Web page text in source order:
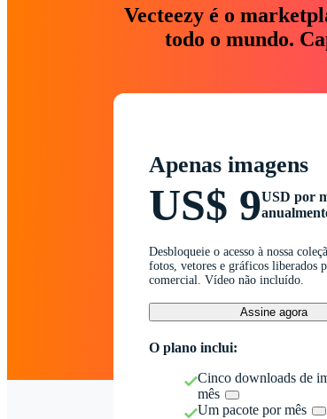
Vecteezy é o
todo o mundo.
Apenas imagens
US$ 9USD por
Desbloqueie o acesso à nossa
fotos, vetores e gráficos liberados
comercial. Vídeo não incluído.
Assine agora
O plano inclui:
Cinco downloads de
mês
Um pacote por mês